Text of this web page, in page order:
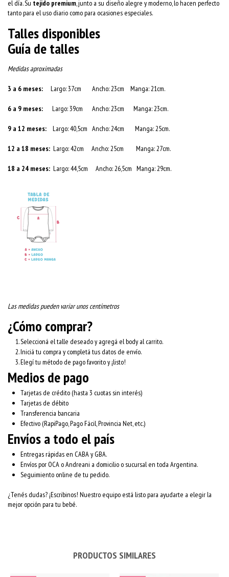
el día. Su tejido premium , junto a su diseño alegre y moderno, lo hacen perfecto
tanto para el uso diario como para ocasiones especiales.
Talles disponibles
Guía de talles
Medidas aproximadas
3 a 6 meses: Largo: 37cm Ancho: 23cm Manga: 21cm.
6 a 9 meses: Largo: 39cm Ancho: 23cm Manga: 23cm.
9 a 12 meses: Largo: 40,5cm Ancho: 24cm Manga: 25cm.
12 a 18 meses: Largo: 42cm Ancho: 25cm Manga: 27cm.
18 a 24 meses: Largo: 44,5cm Ancho: 26,5cm Manga: 29cm.
Las medidas pueden variar unos centímetros
¿Cómo comprar?
Seleccioná el talle deseado y agregá el body al carrito.
Iniciá tu compra y completá tus datos de envío.
Elegí tu método de pago favorito y ¡listo!
Medios de pago
Tarjetas de crédito (hasta 3 cuotas sin interés)
Tarjetas de débito
Transferencia bancaria
Efectivo (RapiPago, Pago Fácil, Provincia Net, etc.)
Envíos a todo el país
Entregas rápidas en CABA y GBA.
Envíos por OCA o Andreani a domicilio o sucursal en toda Argentina.
Seguimiento online de tu pedido.
¿Tenés dudas? ¡Escribinos! Nuestro equipo está listo para ayudarte a elegir la
mejor opción para tu bebé.
PRODUCTOS SIMILARES